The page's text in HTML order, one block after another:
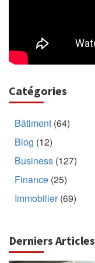
Catégories
Bâtiment (64)
Blog (12)
Business (127)
Finance (25)
Immobilier(69)
Derniers Articles